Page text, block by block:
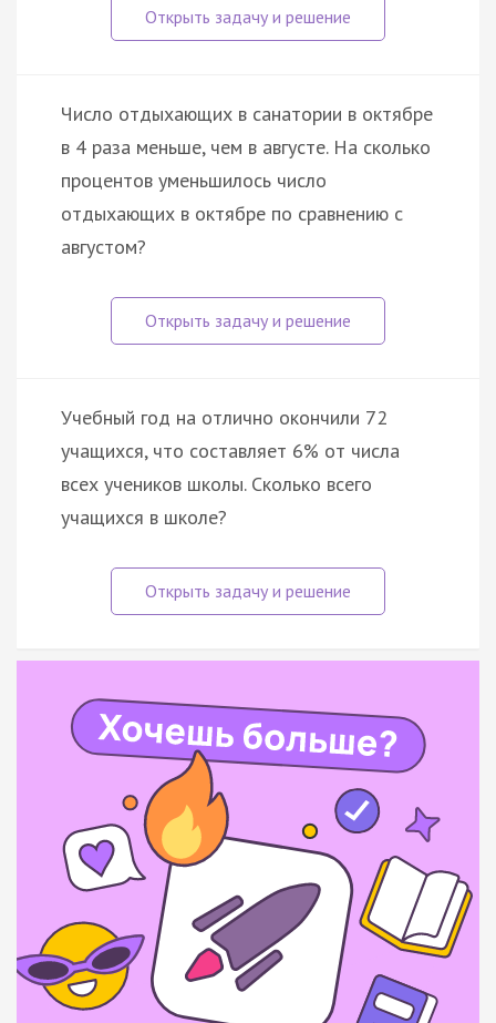
Число отдыхающих в санатории в октябре
в 4 раза меньше, чем в августе. На сколько
процентов уменьшилось число
отдыхающих в октябре по сравнению с
августом?
Учебный год на отлично окончили 72
учащихся, что составляет 6% от числа
всех учеников школы. Сколько всего
учащихся в школе?